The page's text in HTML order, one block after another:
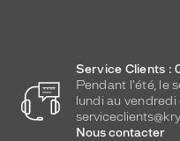
Service Clients :
Pendant l'été, le
lundi au vendredi
Nous contacter